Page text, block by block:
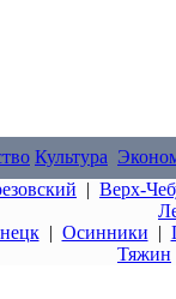
Культура
| Верх-
| Осинники |
Тяжин